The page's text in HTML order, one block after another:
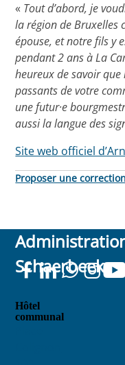
« Tout d’abord, je
la région de Bruxelles
épouse, et notre fils y
pendant 2 ans à La
heureux de savoir
passants de votre
une futur·e
aussi la langue des
Site web officiel
Proposer une
Schaerbeek
Hôtel
communal